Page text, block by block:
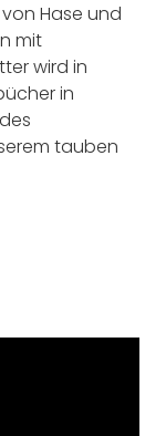
Hase und
mit
wird in
in
tauben